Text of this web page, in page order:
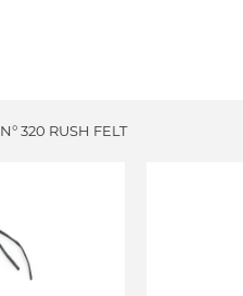
N° 320 RUSH FELT